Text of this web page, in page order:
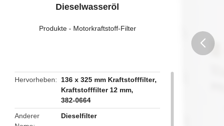
Dieselwasseröl
Produkte- Motorkraftstoff-Filter
Hervorheben 136 x 325 mm Kraftstofffilter,
Kraftstofffilter 12 mm,
382-0664
Anderer
Dieselfilter